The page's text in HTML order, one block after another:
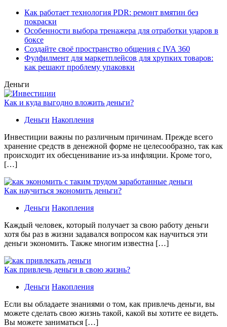
Как работает технология PDR: ремонт вмятин без
покраски
Особенности выбора тренажера для отработки ударов в
боксе
Создайте своё пространство общения с IVA 360
Фулфилмент для маркетплейсов для хрупких товаров:
как решают проблему упаковки
Деньги
Как и куда выгодно вложить деньги?
Деньги Накопления
Инвестиции важны по различным причинам. Прежде всего
хранение средств в денежной форме не целесообразно, так как
происходит их обесценивание из-за инфляции. Кроме того,
[…]
Как научиться экономить деньги?
Деньги Накопления
Каждый человек, который получает за свою работу деньги
хотя бы раз в жизни задавался вопросом как научиться эти
деньги экономить. Также многим известна […]
Как привлечь деньги в свою жизнь?
Деньги Накопления
Если вы обладаете знаниями о том, как привлечь деньги, вы
можете сделать свою жизнь такой, какой вы хотите ее видеть.
Вы можете заниматься […]